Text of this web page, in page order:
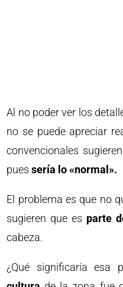
Al no poder ver los
no se puede apreciar
convencionales
puessería lo «normal».
El problema es que no
sugieren que es parte
cabeza.
¿Qué significaría esa